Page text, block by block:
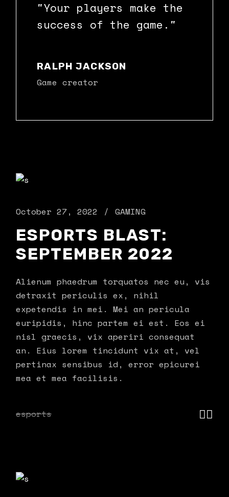
"Your players make the
success of the game."
RALPH JACKSON
Game creator
October 27, 2022 GAMING
ESPORTS BLAST:
SEPTEMBER 2022
Alienum phaedrum torquatos nec eu, vis
detraxit periculis ex, nihil
expetendis in mei. Mei an pericula
euripidis, hinc partem ei est. Eos ei
nisl graecis, vix aperiri consequat
an. Eius lorem tincidunt vix at, vel
pertinax sensibus id, error epicurei
mea et mea facilisis.
esports